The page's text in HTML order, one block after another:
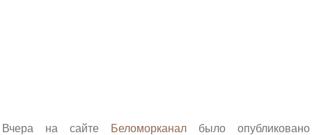
Вчера на сайте Беломорканал было опубликовано